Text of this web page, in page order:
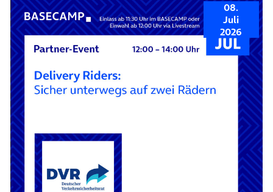
08.
Juli
2026